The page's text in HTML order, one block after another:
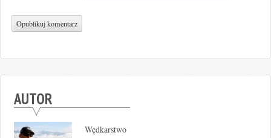
AUTOR
Wędkarstwo